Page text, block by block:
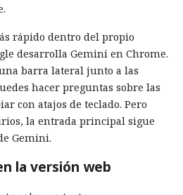
rápido dentro del propio
desarrolla Gemini en Chrome.
barra lateral junto a las
hacer preguntas sobre las
con atajos de teclado. Pero
la entrada principal sigue
Gemini.
la versión web